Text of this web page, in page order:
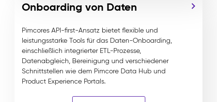
Onboarding von Daten
Pimcores API-first-Ansatz bietet flexible und
leistungsstarke Tools für das Daten-Onboarding,
einschließlich integrierter ETL-Prozesse,
Datenabgleich, Bereinigung und verschiedener
Schnittstellen wie dem Pimcore Data Hub und
Product Experience Portals.